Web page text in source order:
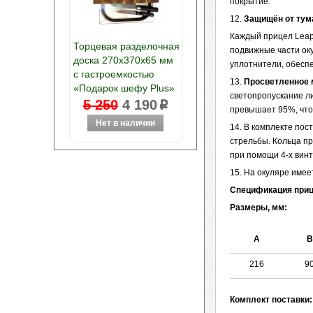
Торцевая разделочная
доска 270х370х65 мм
с гастроемкостью
«Подарок шефу Plus»
5 250 4 190p
12.Защищён от
Каждый прицел
подвижные части
уплотнители,
13. Просветленное
светопропускание
превышает 95%,
14. В комплекте
стрельбы. Кольца
при помощи 4-х
15. На окуляре
Спецификация
Размеры, мм:
А В
216
Комплект поставки: